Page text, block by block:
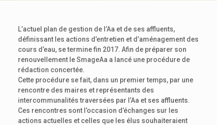
L’actuel plan de gestion de l’Aa et de ses affluents,
définissant les actions d’entretien et d’aménagement des
cours d’eau, se termine fin 2017. Afin de préparer son
renouvellement le SmageAa a lancé une procédure de
rédaction concertée.
Cette procédure se fait, dans un premier temps, par une
rencontre des maires et représentants des
intercommunalités traversées par l’Aa et ses affluents.
Ces rencontres sont l’occasion d’échanges sur les
actions actuelles et celles que les élus souhaiteraient